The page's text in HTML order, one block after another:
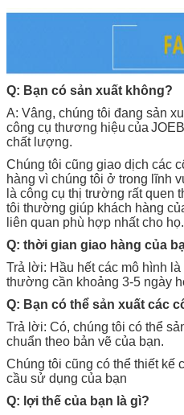
Q: Bạn có sản xuất không?
A: Vâng, chúng tôi đang sản
công cụ thương hiệu của
chất lượng.
Chúng tôi cũng giao dịch các
hàng vì chúng tôi ở trong lĩnh
là công cụ thị trường rất quen
tôi thường giúp khách hàng
liên quan phù hợp nhất cho họ.
Q: thời gian giao hàng của
Trả lời: Hầu hết các mô hình
thường cần khoảng 3-5 ngày
Q: Bạn có thể sản xuất các
Trả lời: Có, chúng tôi có thể
chuẩn theo bản vẽ của bạn.
Chúng tôi cũng có thể thiết kế
cầu sử dụng của bạn
Q: lợi thế của bạn là gì?